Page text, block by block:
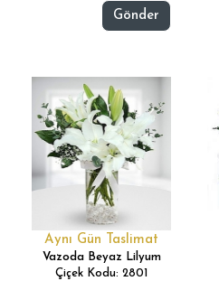
Gönder
Aynı Gün Taslimat
Vazoda Beyaz Lilyum
Çiçek Kodu: 2801